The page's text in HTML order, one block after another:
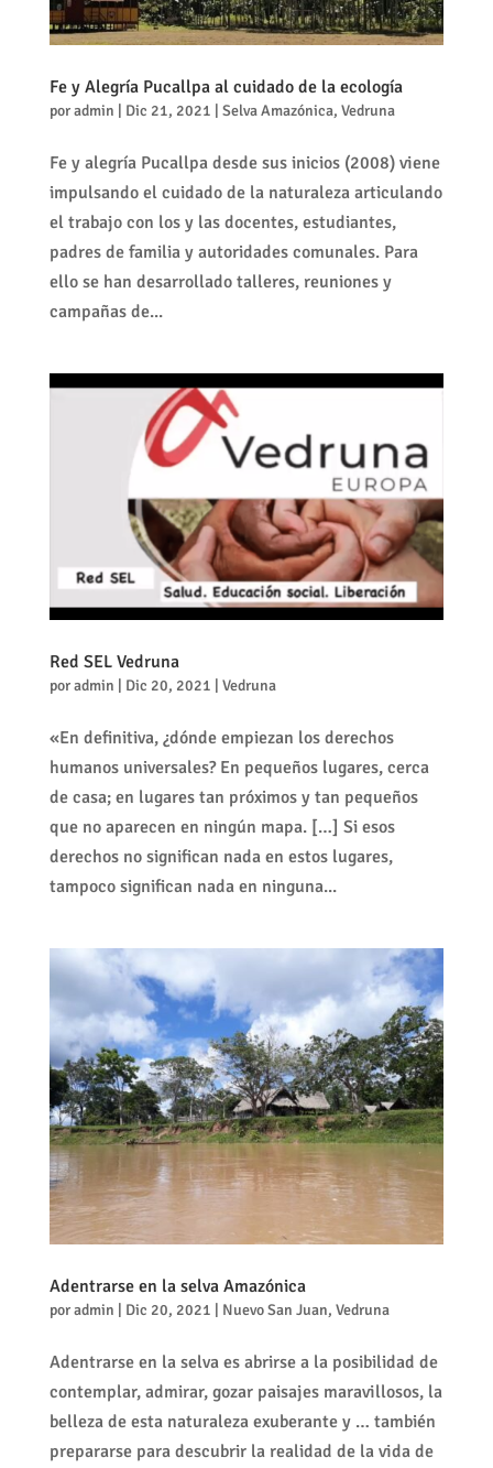
Fe y Alegría Pucallpa al cuidado de la ecología
poradmin Dic 21, 2021 Selva Amazónica, Vedruna
Fe y alegría Pucallpa desde sus inicios (2008) viene
impulsando el cuidado de la naturaleza articulando
el trabajo con los y las docentes, estudiantes,
padres de familia y autoridades comunales. Para
ello se han desarrollado talleres, reuniones y
campañas de...
Red SEL Vedruna
poradmin Dic 20, 2021 Vedruna
«En definitiva, ¿dónde empiezan los derechos
humanos universales? En pequeños lugares, cerca
de casa; en lugares tan próximos y tan pequeños
que no aparecen en ningún mapa. […] Si esos
derechos no significan nada en estos lugares,
tampoco significan nada en ninguna...
Adentrarse en la selva Amazónica
poradmin Dic 20, 2021 Nuevo San Juan, Vedruna
Adentrarse en la selva es abrirse a la posibilidad de
contemplar, admirar, gozar paisajes maravillosos, la
belleza de esta naturaleza exuberante y … también
prepararse para descubrir la realidad de la vida de